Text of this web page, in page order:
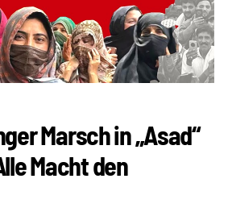
Marsch in „Asad“
Macht den